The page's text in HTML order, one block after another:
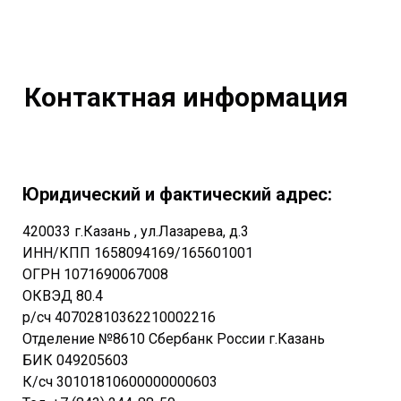
Контактная информация
420033 г.Казань , ул.Лазарева, д.3
ИНН/КПП 1658094169/165601001
ОГРН 1071690067008
ОКВЭД 80.4
р/сч 40702810362210002216
Отделение №8610 Сбербанк России г.Казань
БИК 049205603
К/сч 30101810600000000603
Юридический и фактический адрес: